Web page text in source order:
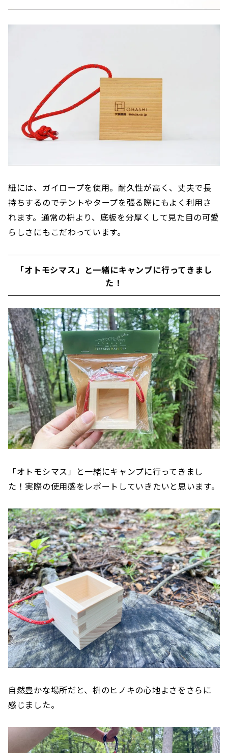
紐には、ガイロープを使用。耐久性が高く、丈夫で長
持ちするのでテントやタープを張る際にもよく利用さ
れます。通常の枡より、底板を分厚くして見た目の可愛
らしさにもこだわっています。
「オトモシマス」と一緒にキャンプに行ってきまし
た！
「オトモシマス」と一緒にキャンプに行ってきまし
た！実際の使用感をレポートしていきたいと思います。
自然豊かな場所だと、枡のヒノキの心地よさをさらに
感じました。